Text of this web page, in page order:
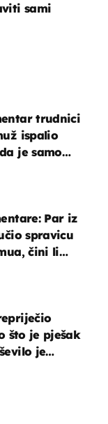
trudnici
ispalio
je samo
Par iz
spravicu
čini li
što je pješak
je
sami